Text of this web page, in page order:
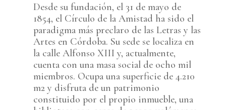
Desde su fundación, el 31 de mayo de
1854, el Círculo de la Amistad ha sido el
paradigma más preclaro de las Letras y las
Artes en Córdoba. Su sede se localiza en
la calle Alfonso XIII y, actualmente,
cuenta con una masa social de ocho mil
miembros. Ocupa una superficie de 4.210
m2 y disfruta de un patrimonio
constituido por el propio inmueble, una